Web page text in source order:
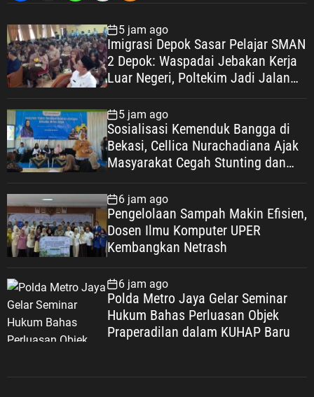
5 jam ago
Imigrasi Depok Sasar Pelajar SMAN
2 Depok: Waspadai Jebakan Kerja
Luar Negeri, Poltekim Jadi Jalan
5 jam ago
Sosialisasi Kemenduk Bangga di
Bekasi, Cellica Nurachadiana Ajak
Masyarakat Cegah Stunting dan
6 jam ago
Pengelolaan Sampah Makin Efisien,
Dosen Ilmu Komputer UPER
Kembangkan Netrash
6 jam ago
Polda Metro Jaya Gelar Seminar
Hukum Bahas Perluasan Objek
Praperadilan dalam KUHAP Baru